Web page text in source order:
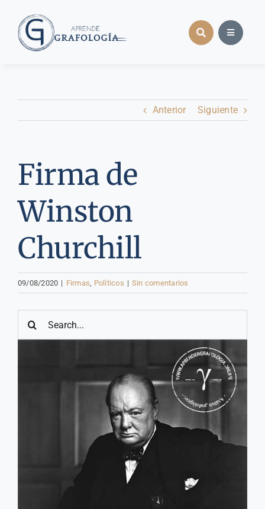
contenido
Anterior Siguiente
Firma de
Winston
Churchill
09/08/2020 | Firmas, Políticos | Sin comentarios